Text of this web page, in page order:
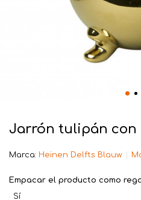
Jarrón tulipán con
Marca: Heinen Delfts Blauw
Empacar el producto como
Sí